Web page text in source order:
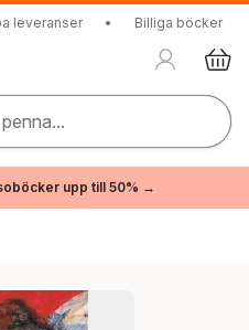
leveranser • Billiga böcker
upp till 50% →